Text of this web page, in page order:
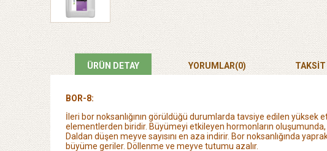
ÜRÜN DETAY YORUMLAR(0) TAKSİT
BOR-8:
İleri bor noksanlığının görüldüğü durumlarda tavsiye edilen yüksek
elementlerden biridir. Büyümeyi etkileyen hormonların
Daldan düşen meyve sayısını en aza indirir. Bor noksanlığında
büyüme geriler. Döllenme ve meyve tutumu azalır.